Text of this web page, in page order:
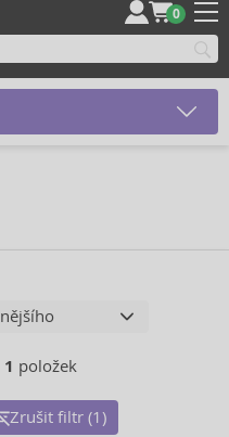
0
1 položek
Zrušit filtr (1)